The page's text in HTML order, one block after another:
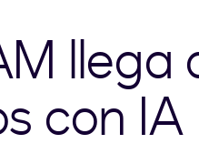
llega
con IA